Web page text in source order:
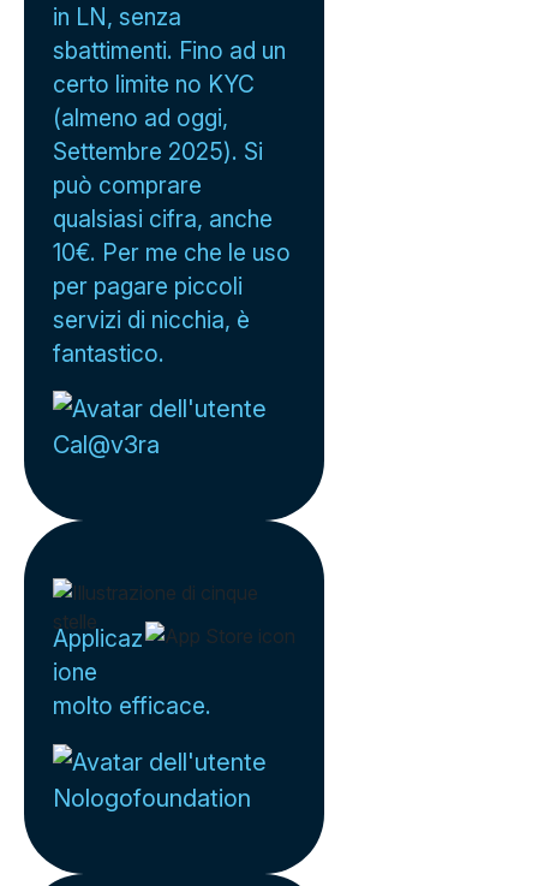
in LN, senza
sbattimenti. Fino ad un
certo limite no KYC
(almeno ad oggi,
Settembre 2025). Si
può comprare
qualsiasi cifra, anche
10€. Per me che le uso
per pagare piccoli
servizi di nicchia, è
fantastico.
Cal@v3ra
Applicaz
ione
molto efficace.
Nologofoundation